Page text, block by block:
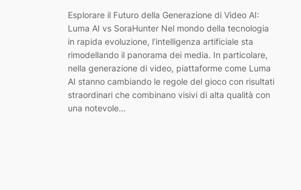
Esplorare il Futuro della Generazione di Video AI:
Luma AI vs SoraHunter Nel mondo della tecnologia
in rapida evoluzione, l’intelligenza artificiale sta
rimodellando il panorama dei media. In particolare,
nella generazione di video, piattaforme come Luma
AI stanno cambiando le regole del gioco con risultati
straordinari che combinano visivi di alta qualità con
una notevole…